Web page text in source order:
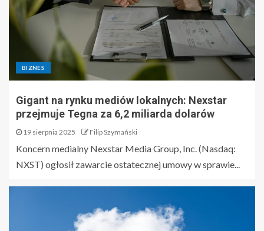
BIZNES
Gigant na rynku mediów lokalnych: Nexstar
przejmuje Tegna za 6,2 miliarda dolarów
19 sierpnia 2025 Filip Szymański
Koncern medialny Nexstar Media Group, Inc. (Nasdaq:
NXST) ogłosił zawarcie ostatecznej umowy w sprawie...